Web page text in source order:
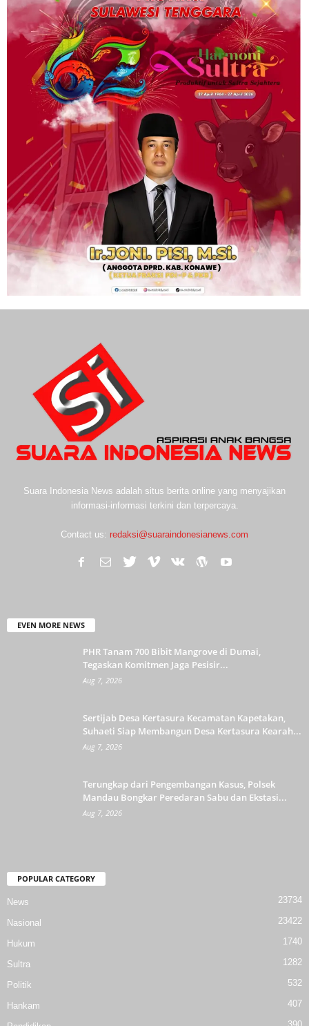
Suara Indonesia News adalah situs berita online yang menyajikan
informasi-informasi terkini dan terpercaya.
Contact us: redaksi@suaraindonesianews.com
EVEN MORE NEWS
PHR Tanam 700 Bibit Mangrove di Dumai,
Tegaskan Komitmen Jaga Pesisir...
Aug 7, 2026
Sertijab Desa Kertasura Kecamatan Kapetakan,
Suhaeti Siap Membangun Desa Kertasura Kearah...
Aug 7, 2026
Terungkap dari Pengembangan Kasus, Polsek
Mandau Bongkar Peredaran Sabu dan Ekstasi...
Aug 7, 2026
POPULAR CATEGORY
News 23734
Nasional 23422
Hukum 1740
Sultra 1282
Politik 532
Hankam 407